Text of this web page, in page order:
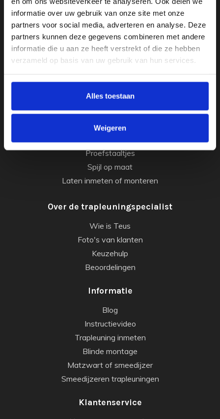
informatie over uw gebruik van onze site met onze
partners voor social media, adverteren en analyse. Deze
partners kunnen deze gegevens combineren met andere
informatie die u aan ze heeft verstrekt of die ze hebben
verzameld op basis van uw gebruik van hun services.
Alles toestaan
Weigeren
Smeedijzeren trapleuningen
Trapleuningen met LED verlichting
Houten trapleuningen
Hekwerken
Balustrade rails
Gordijnroede
Proefstaaltjes
Spijl op maat
Laten inmeten of monteren
Over de trapleuningspecialist
Wie is Teus
Foto's van klanten
Keuzehulp
Beoordelingen
Informatie
Blog
Instructievideo
Trapleuning inmeten
Blinde montage
Matzwart of smeedijzer
Smeedijzeren trapleuningen
Klantenservice